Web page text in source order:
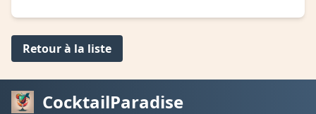
Retour à la liste
CocktailParadise